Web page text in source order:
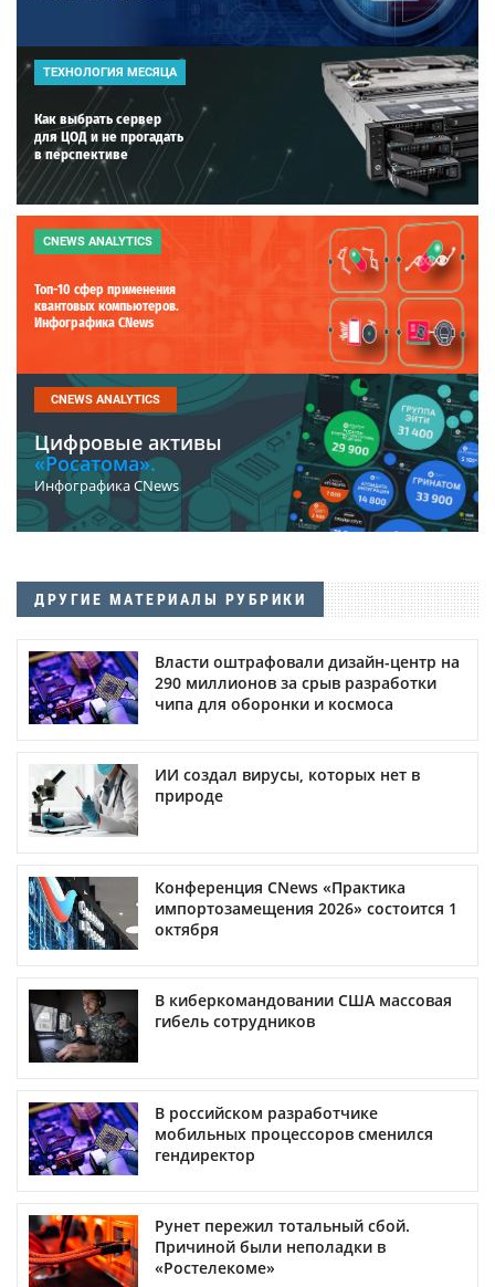
ТЕХНОЛОГИЯ МЕСЯЦА
Как выбрать сервер
для ЦОД и не прогадать
в перспективе
CNEWS ANALYTICS
Топ-10 сфер применения
квантовых компьютеров.
Инфографика CNews
CNEWS ANALYTICS
Цифровые активы
«Росатома».
Инфографика CNews
ДРУГИЕ МАТЕРИАЛЫ РУБРИКИ
Власти оштрафовали дизайн-центр на
290 миллионов за срыв разработки
чипа для оборонки и космоса
ИИ создал вирусы, которых нет в
природе
Конференция CNews «Практика
импортозамещения 2026» состоится 1
октября
В киберкомандовании США массовая
гибель сотрудников
В российском разработчике
мобильных процессоров сменился
гендиректор
Рунет пережил тотальный сбой.
Причиной были неполадки в
«Ростелекоме»